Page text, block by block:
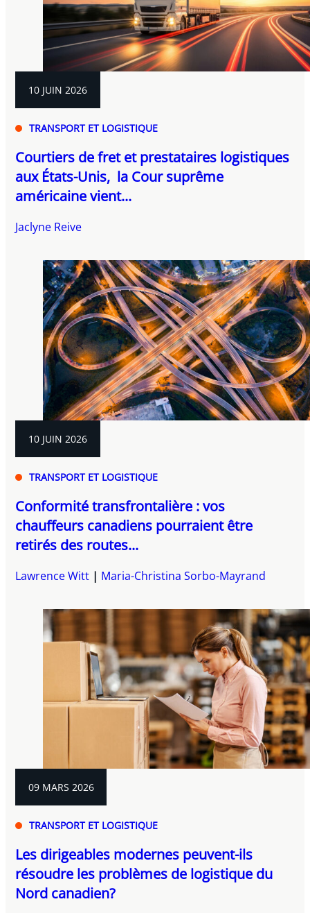
10 JUIN 2026
TRANSPORT ET LOGISTIQUE
Courtiers de fret et prestataires logistiques
aux États-Unis, la Cour suprême
américaine vient...
Jaclyne Reive
10 JUIN 2026
TRANSPORT ET LOGISTIQUE
Conformité transfrontalière : vos
chauffeurs canadiens pourraient être
retirés des routes...
Lawrence Witt Maria-Christina Sorbo-Mayrand
09 MARS 2026
TRANSPORT ET LOGISTIQUE
Les dirigeables modernes peuvent-ils
résoudre les problèmes de logistique du
Nord canadien?